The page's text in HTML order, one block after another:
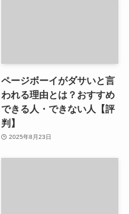
ページボーイがダサいと言
われる理由とは？おすすめ
できる人・できない人【評
判】
2025年8月23日